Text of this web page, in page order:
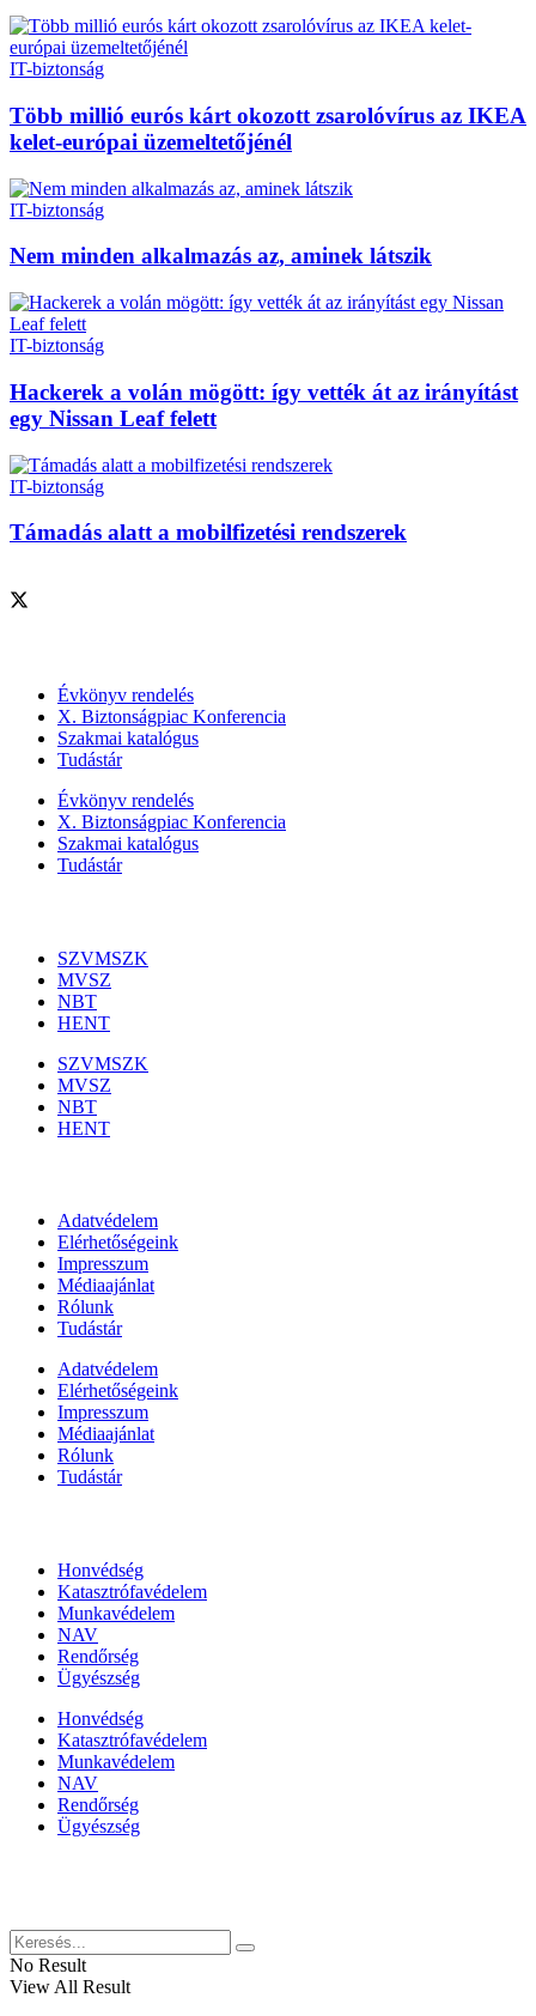
IT-biztonság
Több millió eurós kárt okozott zsarolóvírus az IKEA
kelet-európai üzemeltetőjénél
IT-biztonság
Nem minden alkalmazás az, aminek látszik
IT-biztonság
Hackerek a volán mögött: így vették át az irányítást
egy Nissan Leaf felett
IT-biztonság
Támadás alatt a mobilfizetési rendszerek
Évkönyv rendelés
X. Biztonságpiac Konferencia
Szakmai katalógus
Tudástár
Évkönyv rendelés
X. Biztonságpiac Konferencia
Szakmai katalógus
Tudástár
SZVMSZK
MVSZ
NBT
HENT
SZVMSZK
MVSZ
NBT
HENT
Adatvédelem
Elérhetőségeink
Impresszum
Médiaajánlat
Rólunk
Tudástár
Adatvédelem
Elérhetőségeink
Impresszum
Médiaajánlat
Rólunk
Tudástár
Honvédség
Katasztrófavédelem
Munkavédelem
NAV
Rendőrség
Ügyészség
Honvédség
Katasztrófavédelem
Munkavédelem
NAV
Rendőrség
Ügyészség
No Result
View All Result